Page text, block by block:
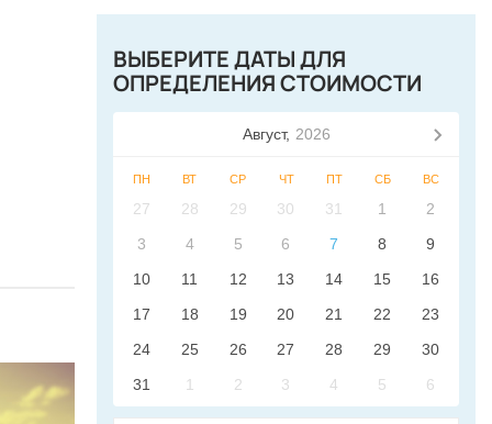
ВЫБЕРИТЕ ДАТЫ ДЛЯ
ОПРЕДЕЛЕНИЯ СТОИМОСТИ
Август, 2026
ПН ВТ СР ЧТ ПТ СБ ВС
27 28 29 30 31 1
2
3
4 5 6 7 8
9
10
11 12 13 14 15
16
17
18 19 20 21 22
23
24
25 26 27 28 29
30
31
1 2 3 4 5 6